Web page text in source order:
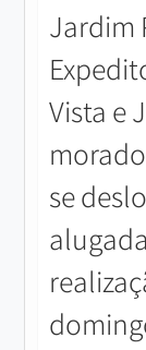
Jardim
Vista e
se